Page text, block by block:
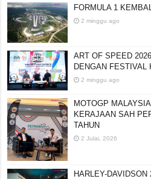
FORMULA 1
2 minggu ago
ART OF SPEED
DENGAN FESTIVAL
2 minggu ago
MOTOGP
KERAJAAN SAH
TAHUN
2 Julai, 2026
HARLEY-